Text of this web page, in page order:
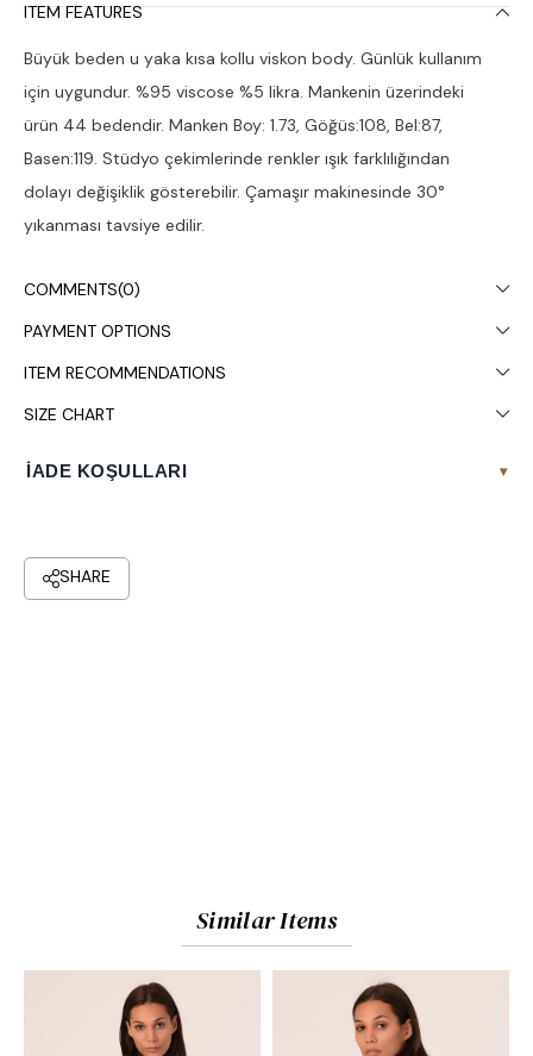
ITEM FEATURES
Büyük beden u yaka kısa kollu viskon body. Günlük kullanım
için uygundur. %95 viscose %5 likra. Mankenin üzerindeki
ürün 44 bedendir. Manken Boy: 1.73, Göğüs:108, Bel:87,
Basen:119. Stüdyo çekimlerinde renkler ışık farklılığından
dolayı değişiklik gösterebilir. Çamaşır makinesinde 30°
yıkanması tavsiye edilir.
COMMENTS(0)
PAYMENT OPTIONS
ITEM RECOMMENDATIONS
SIZE CHART
İADE KOŞULLARI ▾
Similar Items